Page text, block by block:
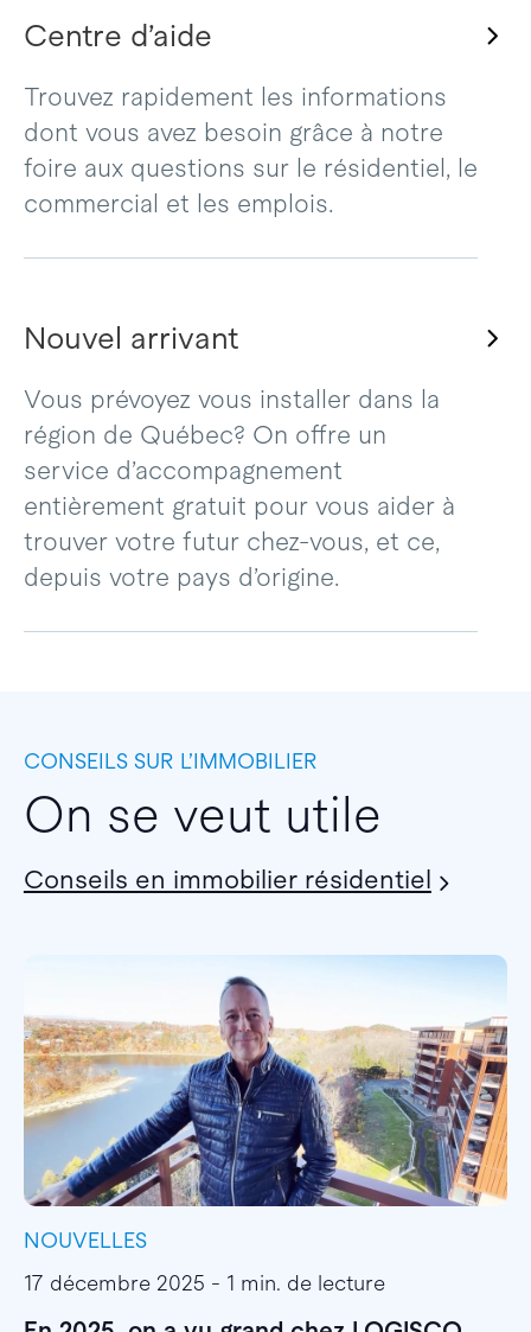
Centre d’aide
Trouvez rapidement les informations
dont vous avez besoin grâce à notre
foire aux questions sur le résidentiel, le
commercial et les emplois.
Nouvel arrivant
Vous prévoyez vous installer dans la
région de Québec? On offre un
service d’accompagnement
entièrement gratuit pour vous aider à
trouver votre futur chez-vous, et ce,
depuis votre pays d’origine.
CONSEILS SUR L’IMMOBILIER
On se veut utile
Conseils en immobilier résidentiel
NOUVELLES
17 décembre 2025 - 1 min. de lecture